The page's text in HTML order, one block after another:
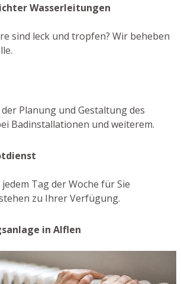
Wasserleitungen
sind leck und tropfen? Wir beheben
Planung und Gestaltung des
Badinstallationen und weiterem.
Tag der Woche für Sie
zu Ihrer Verfügung.
in Alflen